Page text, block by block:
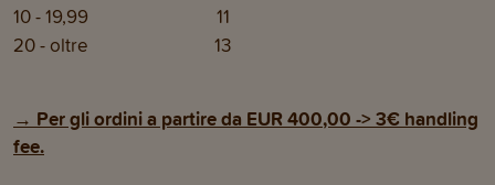
10 - 19,99
11
20 - oltre
13
→ Per gli ordini a partire da EUR 400,00 -> 3€ handling
fee.